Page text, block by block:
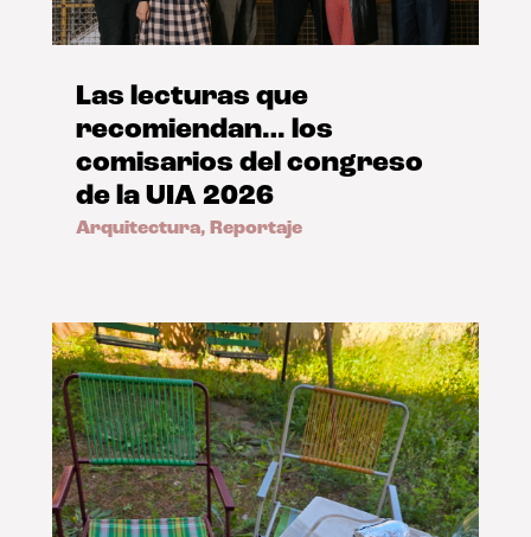
Las lecturas que
recomiendan… los
comisarios del congreso
de la UIA 2026
Arquitectura, Reportaje